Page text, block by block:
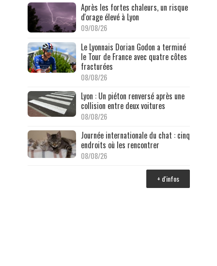
Après les fortes chaleurs, un risque
d'orage élevé à Lyon
09/08/26
Le Lyonnais Dorian Godon a terminé
le Tour de France avec quatre côtes
fracturées
08/08/26
Lyon : Un piéton renversé après une
collision entre deux voitures
08/08/26
Journée internationale du chat : cinq
endroits où les rencontrer
08/08/26
+ d'infos